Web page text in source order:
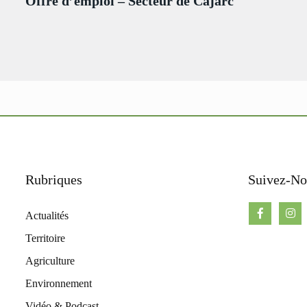
Rubriques
Actualités
Territoire
Agriculture
Environnement
Suivez-